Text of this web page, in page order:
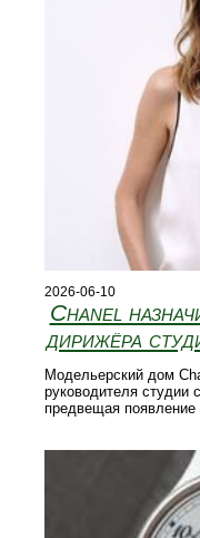
2026-06-10
Chanel
дирижёра
Модельерский дом
руководителя студии
предвещая появление